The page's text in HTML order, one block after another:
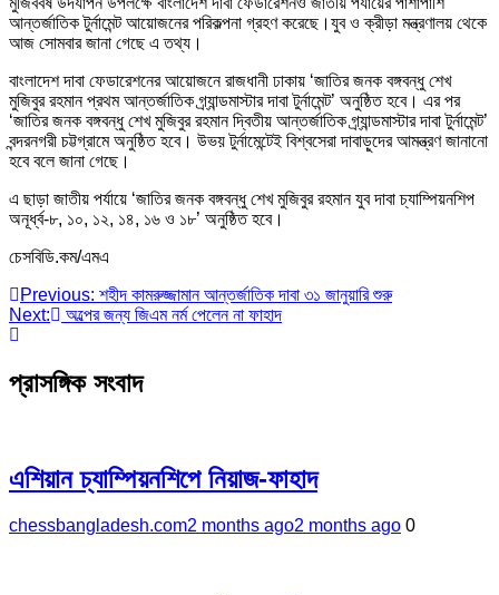
আন্তর্জাতিক টুর্নামেন্ট আয়োজনের পরিকল্পনা গ্রহণ করেছে।যুব ও ক্রীড়া মন্ত্রণালয় থেকে
আজ সোমবার জানা গেছে এ তথ্য।
বাংলাদেশ দাবা ফেডারেশনের আয়োজনে রাজধানী ঢাকায় ‘জাতির জনক বঙ্গবন্ধু শেখ
মুজিবুর রহমান প্রথম আন্তর্জাতিক গ্র্যান্ডমাস্টার দাবা টুর্নামেন্ট’ অনুষ্ঠিত হবে। এর পর
‘জাতির জনক বঙ্গবন্ধু শেখ মুজিবুর রহমান দ্বিতীয় আন্তর্জাতিক গ্র্যান্ডমাস্টার দাবা টুর্নামেন্ট’
বন্দরনগরী চট্টগ্রামে অনুষ্ঠিত হবে। উভয় টুর্নামেন্টেই বিশ্বসেরা দাবাড়ুদের আমন্ত্রণ জানানো
হবে বলে জানা গেছে।
এ ছাড়া জাতীয় পর্যায়ে ‘জাতির জনক বঙ্গবন্ধু শেখ মুজিবুর রহমান যুব দাবা চ্যাম্পিয়নশিপ
অনূর্ধ্ব-৮, ১০, ১২, ১৪, ১৬ ও ১৮’ অনুষ্ঠিত হবে।
চেসবিডি.কম/এমএ
Post
navigation
Previous: শহীদ কামরুজ্জামান আন্তর্জাতিক দাবা ৩১ জানুয়ারি শুরু
Next:
অল্পের জন্য জিএম নর্ম পেলেন না ফাহাদ
প্রাসঙ্গিক সংবাদ
এশিয়ান চ্যাম্পিয়নশিপে নিয়াজ-ফাহাদ
chessbangladesh.com2 months ago2 months ago 0